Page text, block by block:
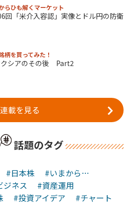
らひも解くマーケット
回「米介入容認」実像とドル円の防衛
柄を買ってみた！
クシアのその後 Part2
連載を見る
話題のタグ
#日本株
#いまから…
ジネス
#資産運用
#投資アイデア
#チャート